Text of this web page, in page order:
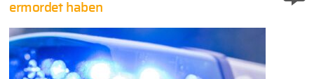
ermordet haben